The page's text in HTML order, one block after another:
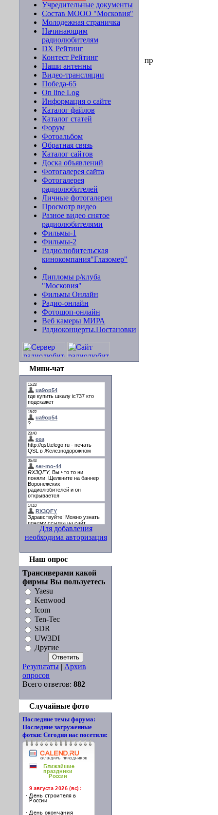
Учредительные документы
Состав МООО "Московия"
Молодежная страничка
Начинающим
радиолюбителям
DX Рейтинг
Контест Рейтинг
Наши антенны
Видео-трансляции
Победа-65
On line Log
Информация о сайте
Каталог файлов
Каталог статей
Форум
Фотоальбом
Обратная связь
Каталог сайтов
Доска объявлений
Фотогалерея сайта
Фотогалерея
радиолюбителей
Личные фотогалереи
Просмотр видео
Разное видео снятое
радиолюбителями
Фильмы-1
Фильмы-2
Радиолюбительская
кинокомпания"Глазомер"
Дипломы р/клуба
"Московия"
Фильмы Онлайн
Радио-онлайн
Фотошоп-онлайн
Веб камеры МИРА
Радиоконцерты.Постановки
Мини-чат
Для добавления
необходима авторизация
Наш опрос
Трансиверами какой
фирмы Вы пользуетесь
Yaesu
Kenwood
Icom
Ten-Tec
SDR
UW3DI
Другие
Результаты | Архив
опросов
Всего ответов: 882
Случайные фото
Последние темы форума:
Последние загруженные
фотки: Сегодня нас посетили:
пр